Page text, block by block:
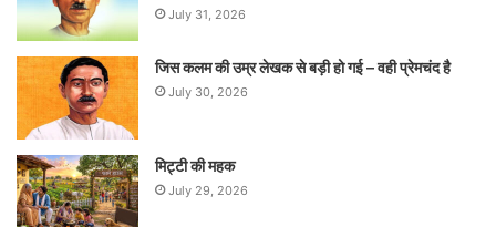
July 31, 2026
जिस कलम की उम्र लेखक से बड़ी हो गई – वही प्रेमचंद है
July 30, 2026
मिट्टी की महक
July 29, 2026